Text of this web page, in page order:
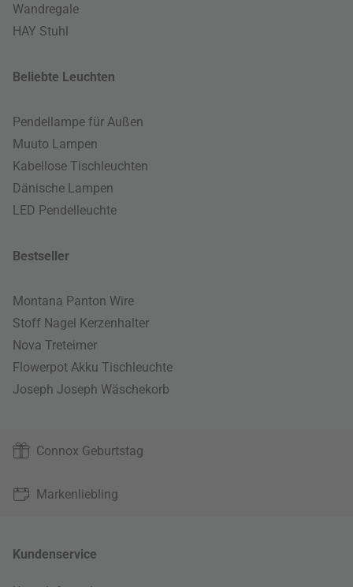
Wandregale
HAY Stuhl
Beliebte Leuchten
Pendellampe für Außen
Muuto Lampen
Kabellose Tischleuchten
Dänische Lampen
LED Pendelleuchte
Bestseller
Montana Panton Wire
Stoff Nagel Kerzenhalter
Nova Treteimer
Flowerpot Akku Tischleuchte
Joseph Joseph Wäschekorb
Connox Geburtstag
Markenliebling
Kundenservice